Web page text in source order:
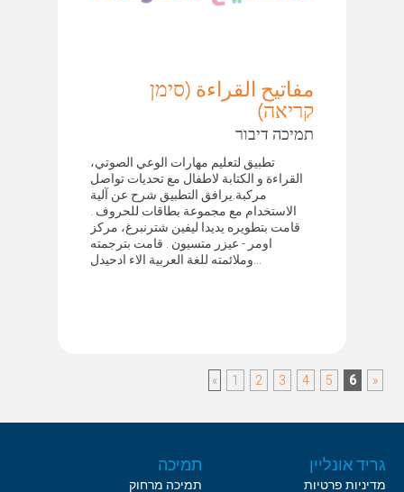
مفاتيح القراءة (סימן
קריאה)
תמיכה דיבור
تطبيق لتعليم مهارات الوعي الصوتي،
القراءة و الكتابة لاطفال مع تحديات تواصل
مركبة.يرافق التطبيق شرح عن آلية
الاستخدام مع مجموعة بطاقات للحروف .
قامت بتطويره يديدا ليفين شترنبرغ، مركز
اومر - عيزر متسيون . قامت بترجمته
«
1 2 3 4 5 6
»
גריד אונליין
מדיניות פרטיות
תמיכה
תמיכה מרחוק